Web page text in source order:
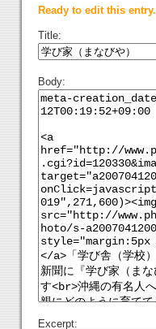
Ready to edit this entry.
Title:
Body:
Excerpt: